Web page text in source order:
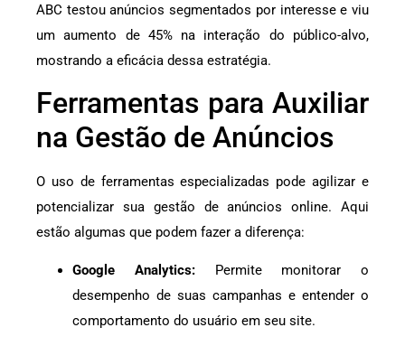
ABC testou anúncios segmentados por interesse e viu
um aumento de 45% na interação do público-alvo,
mostrando a eficácia dessa estratégia.
Ferramentas para Auxiliar
na Gestão de Anúncios
O uso de ferramentas especializadas pode agilizar e
potencializar sua gestão de anúncios online. Aqui
estão algumas que podem fazer a diferença:
Google Analytics:Permite monitorar o
desempenho de suas campanhas e entender o
comportamento do usuário em seu site.